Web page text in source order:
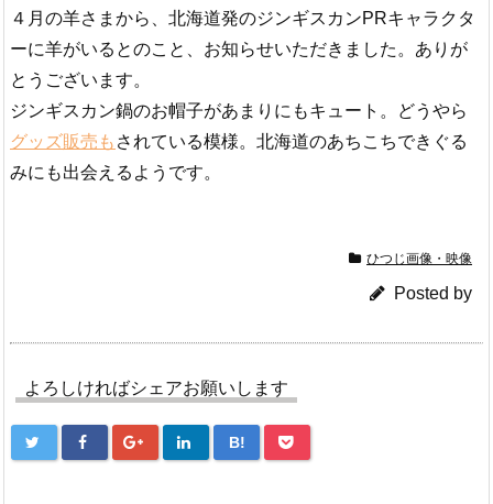
４月の羊さまから、北海道発のジンギスカンPRキャラクタ
ーに羊がいるとのこと、お知らせいただきました。ありが
とうございます。
ジンギスカン鍋のお帽子があまりにもキュート。どうやら
グッズ販売も されている模様。北海道のあちこちできぐる
みにも出会えるようです。
ひつじ画像・映像
Posted by
よろしければシェアお願いします
B!